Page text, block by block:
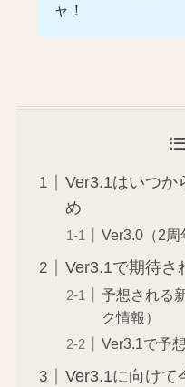
ャ！
Ver3.1はいつか
め
Ver3.0（2周
Ver3.1で期待さ
予想される
ク情報）
Ver3.1で予
Ver3.1に向けて